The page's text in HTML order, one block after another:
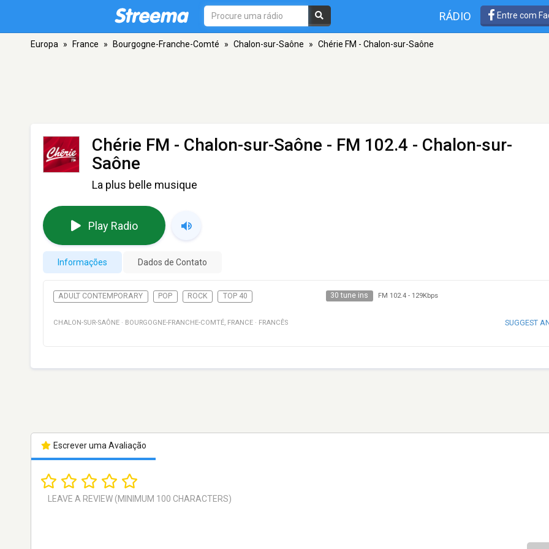
RÁDIO Entre com
Europa » France » Bourgogne-Franche-Comté » Chalon-sur-Saône » Chérie FM - Chalon-sur-Saône
Chérie FM - Chalon-sur-Saône - FM 102.4 - Chalon-sur-
Saône
La plus belle musique
Play Radio
Informações Dados de Contato
ADULT CONTEMPORARY POP ROCK TOP 40 30 tune ins FM 102.4- 129Kbps
CHALON-SUR-SAÔNE · BOURGOGNE-FRANCHE-COMTÉ, FRANCE · FRANCÊS SUGGEST
Escrever uma Avaliação